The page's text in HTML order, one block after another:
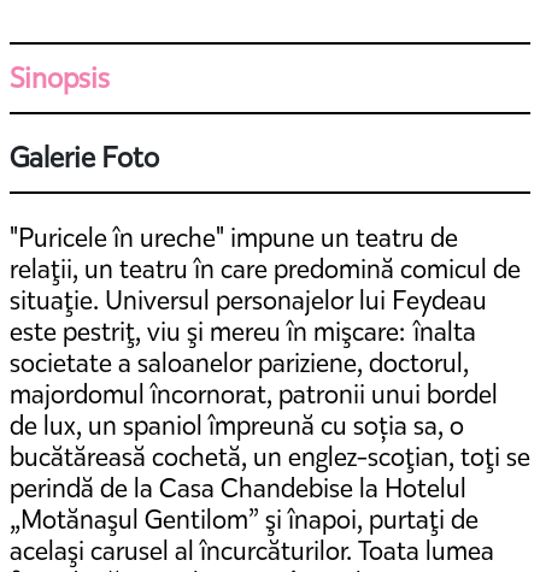
Sinopsis
Galerie Foto
"Puricele în ureche" impune un teatru de
relaţii, un teatru în care predomină comicul de
situaţie. Universul personajelor lui Feydeau
este pestriţ, viu şi mereu în mişcare: înalta
societate a saloanelor pariziene, doctorul,
majordomul încornorat, patronii unui bordel
de lux, un spaniol împreună cu soția sa, o
bucătăreasă cochetă, un englez-scoţian, toţi se
perindă de la Casa Chandebise la Hotelul
„Motănaşul Gentilom” şi înapoi, purtaţi de
acelaşi carusel al încurcăturilor. Toata lumea